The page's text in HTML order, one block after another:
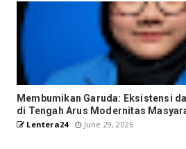
Membumikan Garuda: Eksistensi
di Tengah Arus Modernitas
Lentera24 June 29, 2026